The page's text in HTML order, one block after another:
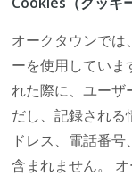
オークタウンでは
ーを使用してい
れた際に、ユーザ
だし、記録される
ドレス、電話番
含まれません。